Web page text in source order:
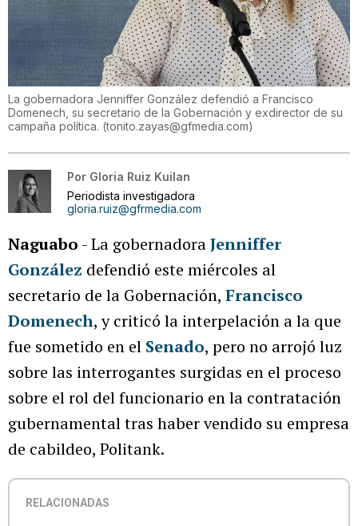
La gobernadora Jenniffer González defendió a Francisco
Domenech, su secretario de la Gobernación y exdirector de su
campaña política. (tonito.zayas@gfmedia.com)
Por Gloria Ruiz Kuilan
Periodista investigadora
gloria.ruiz@gfrmedia.com
Naguabo - La gobernadoraJenniffer
González defendió este miércoles al
secretario de la Gobernación, Francisco
Domenech, y criticó la interpelación a la que
fue sometido en el Senado, pero no arrojó luz
sobre las interrogantes surgidas en el proceso
sobre el rol del funcionario en la contratación
gubernamental tras haber vendido su empresa
de cabildeo, Politank.
RELACIONADAS